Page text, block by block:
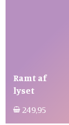
Ramt af
lyset
249,95